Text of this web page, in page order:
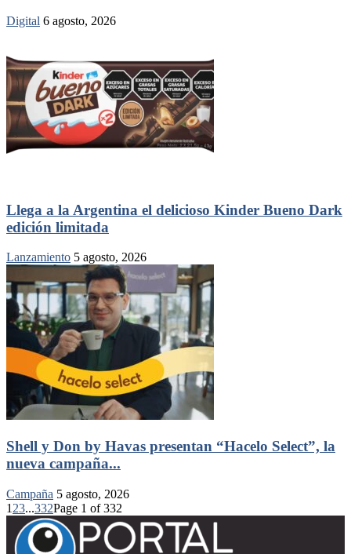
Digital 6 agosto, 2026
Llega a la Argentina el delicioso Kinder Bueno Dark
edición limitada
Lanzamiento 5 agosto, 2026
Shell y Don by Havas presentan “Hacelo Select”, la
nueva campaña...
Campaña 5 agosto, 2026
1 23...332Page 1 of 332